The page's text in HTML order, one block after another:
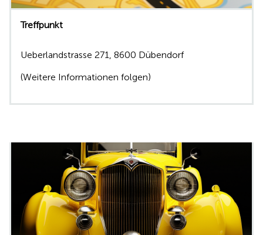
Treffpunkt
Ueberlandstrasse 271, 8600 Dübendorf
(Weitere Informationen folgen)